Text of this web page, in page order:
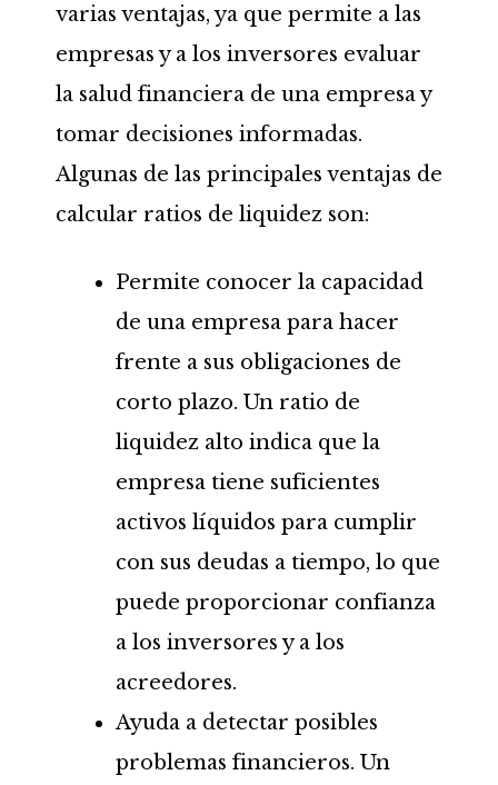
varias ventajas, ya que permite a las
empresas y a los inversores evaluar
la salud financiera de una empresa y
tomar decisiones informadas.
Algunas de las principales ventajas de
calcular ratios de liquidez son:
Permite conocer la capacidad
de una empresa para hacer
frente a sus obligaciones de
corto plazo. Un ratio de
liquidez alto indica que la
empresa tiene suficientes
activos líquidos para cumplir
con sus deudas a tiempo, lo que
puede proporcionar confianza
a los inversores y a los
acreedores.
Ayuda a detectar posibles
problemas financieros. Un